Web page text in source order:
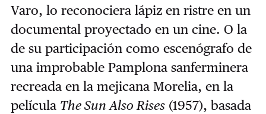
Varo, lo reconociera lápiz en ristre en un
documental proyectado en un cine. O la
de su participación como escenógrafo de
una improbable Pamplona sanferminera
recreada en la mejicana Morelia, en la
película The Sun Also Rises(1957), basada